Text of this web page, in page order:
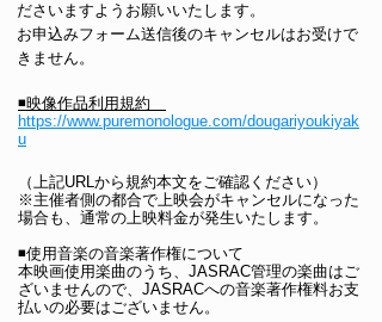
ださいますようお願いいたします。
お申込みフォーム送信後のキャンセルはお受けで
きません。
◾️映像作品利用規約
https://www.puremonologue.com/dougariyoukiyak
u​​​​
（上記URLから規約本文をご確認ください）
※主催者側の都合で上映会がキャンセルになった
場合も、通常の上映料金が発生いたします。
◾️使用音楽の音楽著作権について
本映画使用楽曲のうち、JASRAC管理の楽曲はご
ざいませんので、JASRACへの音楽著作権料お支
払いの必要はございません。